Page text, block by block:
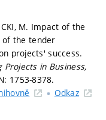
M. Impact of the
of the tender
projects' success.
in Business,
1753-8378.
Odkaz